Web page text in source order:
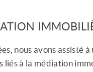
nous avons assisté
liés à la médiation